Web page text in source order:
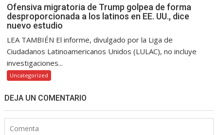
Ofensiva migratoria de Trump golpea de forma
desproporcionada a los latinos en EE. UU., dice
nuevo estudio
LEA TAMBIÉN El informe, divulgado por la Liga de
Ciudadanos Latinoamericanos Unidos (LULAC), no incluye
investigaciones...
Uncategorized
DEJA UN COMENTARIO